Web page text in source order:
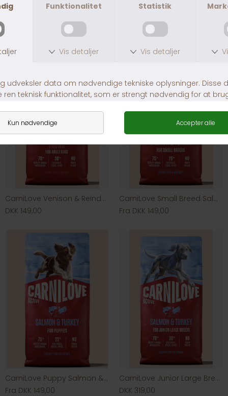
Andre købte også
CarniLove Venison & Reindeer & Wild Boar
DKK 149,00
CarniLove Small Breed Salmon & Turkey
Fra DKK 149,00
CarniLove Puppy Salmon & Turkey
Fra DKK 149,00
CarniLove Junior Large Breed Salmon & Turkey
DKK 319,00